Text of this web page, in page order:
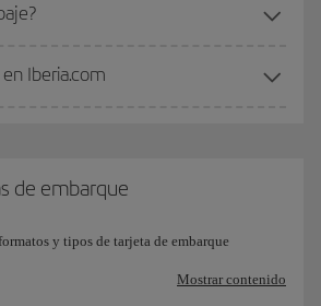
Iberia.com
de embarque
y tipos de tarjeta de embarque
Mostrar contenido